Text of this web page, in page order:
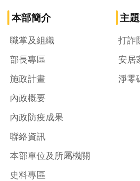
本部簡介
職掌及組織
部長專區
施政計畫
內政概要
內政防疫成果
聯絡資訊
本部單位及所屬機關
史料專區
主
打詐
安居
淨零